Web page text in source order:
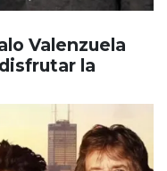
Valenzuela
la